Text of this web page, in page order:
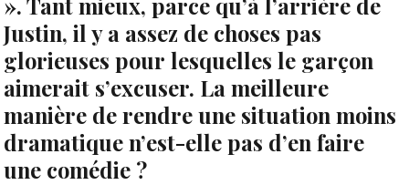
Justin, il y a assez de choses pas
glorieuses pour lesquelles le garçon
aimerait s’excuser. La meilleure
manière de rendre une situation moins
dramatique n’est-elle pas d’en faire
une comédie ?